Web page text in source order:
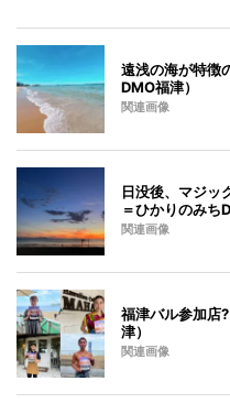
遠浅の海が特徴
DMO福津）
関連画像
日没後、マジッ
＝ひかりのみち
関連画像
福津バル参加店
津）
関連画像